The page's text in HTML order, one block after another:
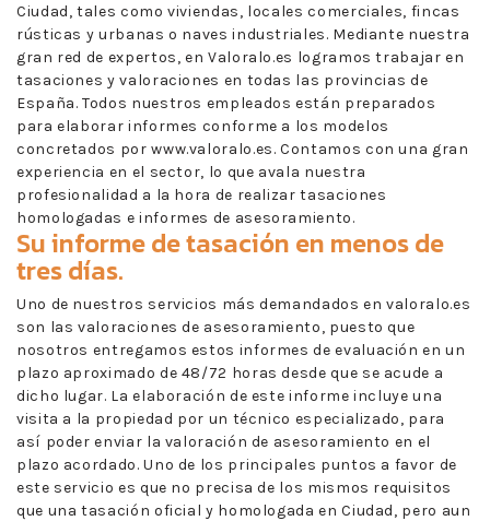
Ciudad, tales como viviendas, locales comerciales, fincas
rústicas y urbanas o naves industriales. Mediante nuestra
gran red de expertos, en Valoralo.es logramos trabajar en
tasaciones y valoraciones en todas las provincias de
España. Todos nuestros empleados están preparados
para elaborar informes conforme a los modelos
concretados por www.valoralo.es. Contamos con una gran
experiencia en el sector, lo que avala nuestra
profesionalidad a la hora de realizar tasaciones
homologadas e informes de asesoramiento.
Su informe de tasación en menos de
tres días.
Uno de nuestros servicios más demandados en valoralo.es
son las valoraciones de asesoramiento, puesto que
nosotros entregamos estos informes de evaluación en un
plazo aproximado de 48/72 horas desde que se acude a
dicho lugar. La elaboración de este informe incluye una
visita a la propiedad por un técnico especializado, para
así poder enviar la valoración de asesoramiento en el
plazo acordado. Uno de los principales puntos a favor de
este servicio es que no precisa de los mismos requisitos
que una tasación oficial y homologada en Ciudad, pero aun